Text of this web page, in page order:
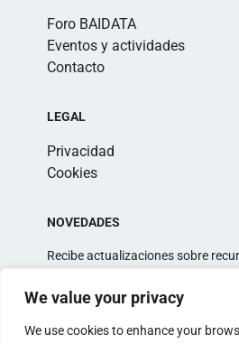
We value your privacy
We use cookies to enhance your
Foro BAIDATA
Eventos y actividades
Contacto
LEGAL
Privacidad
Cookies
NOVEDADES
Recibe actualizaciones sobre